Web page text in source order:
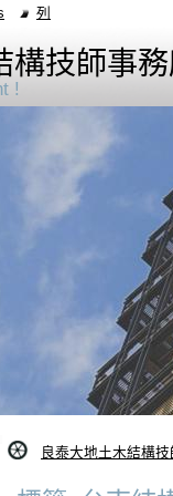
構技師事
!
良泰大地土木結構
列